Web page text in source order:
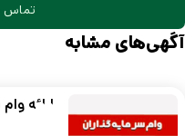
تماس
آگهی‌های مشابه
ارائه